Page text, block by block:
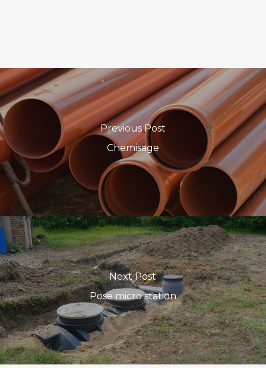
Previous Post
Chemisage
Next Post
Pose micro station